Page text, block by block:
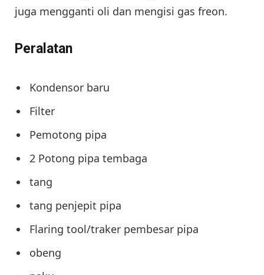
juga mengganti oli dan mengisi gas freon.
Peralatan
Kondensor baru
Filter
Pemotong pipa
2 Potong pipa tembaga
tang
tang penjepit pipa
Flaring tool/traker pembesar pipa
obeng